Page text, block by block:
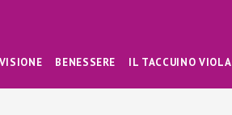
BENESSERE IL TACCUINO VIOLA